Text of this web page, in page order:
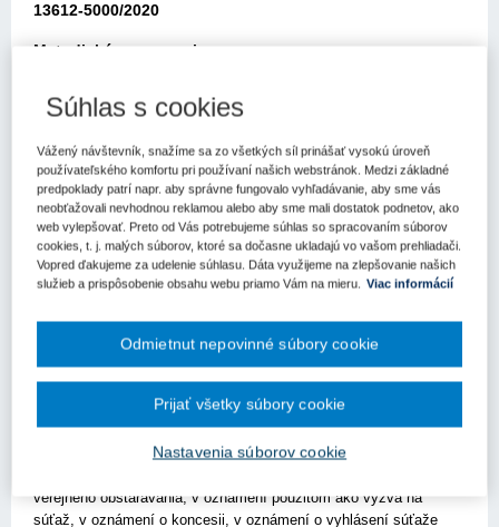
13612-5000/2020
Metodické usmernenie
Elektronickou poštou z 25.8.2020 ste sa na nás obrátili so
žiadosťou o poskytnutie informácií k zákonu č. 343/2015 Z.z. o
verejnom obstarávaní a o zmene a doplnení niektorých zákonov v
znení neskorších predpisov (ďalej len „zákon o verejnom
obstarávaní“).
zákona o verejnom obstarávaní „Ponuky, návrhy a ďalšie doklady
a dokumenty vo verejnom obstarávaní sa predkladajú v štátnom
jazyku. Ak je doklad alebo dokument vyhotovený v cudzom
jazyku, predkladá sa spolu s jeho úradným prekladom do štátneho
jazyka; to neplatí pre ponuky, návrhy, doklady a dokumenty
vyhotovené v českom jazyku. Ak sa zistí rozdiel v ich obsahu,
rozhodujúci je úradný preklad do štátneho jazyka. Verejný
verejného obstarávania, v oznámení použitom ako výzva na
súťaž, v oznámení o koncesii, v oznámení o vyhlásení súťaže
Súhlas s cookies
Vážený návštevník, snažíme sa zo všetkých síl prinášať vysokú úroveň
používateľského komfortu pri používaní našich webstránok. Medzi základné
predpoklady patrí napr. aby správne fungovalo vyhľadávanie, aby sme vás
neobťažovali nevhodnou reklamou alebo aby sme mali dostatok podnetov, ako
web vylepšovať. Preto od Vás potrebujeme súhlas so spracovaním súborov
cookies, t. j. malých súborov, ktoré sa dočasne ukladajú vo vašom prehliadači.
Vopred ďakujeme za udelenie súhlasu. Dáta využijeme na zlepšovanie našich
služieb a prispôsobenie obsahu webu priamo Vám na mieru.
Viac informácií
Nastavenia súborov cookie
Odmietnut nepovinné súbory cookie
Prijať všetky súbory cookie